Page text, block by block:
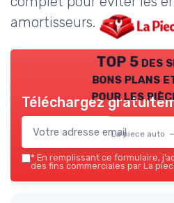
amortisseurs.
TOP 5 des
bons plans
pour les
La piece auto
Téléchargez
* En remplissant ce formulaire,
des fins commerciales par La